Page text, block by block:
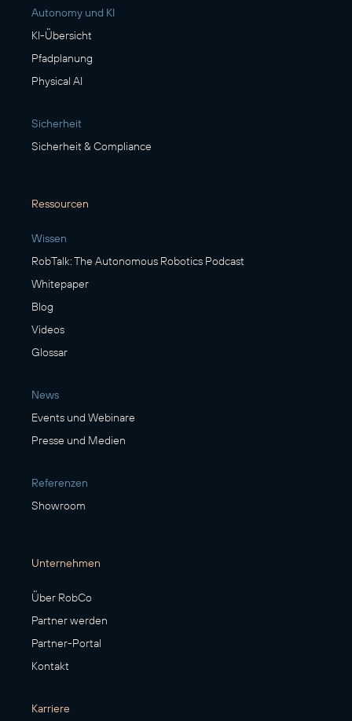
Autonomy und KI
KI-Übersicht
Pfadplanung
Physical AI
Sicherheit
Sicherheit & Compliance
Ressourcen
Wissen
RobTalk: The Autonomous Robotics Podcast
Whitepaper
Blog
Videos
Glossar
News
Events und Webinare
Presse und Medien
Referenzen
Showroom
Unternehmen
Über RobCo
Partner werden
Partner-Portal
Kontakt
Karriere